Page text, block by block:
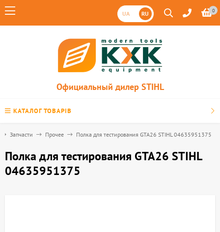
UA RU 0
Официальный дилер STIHL
КАТАЛОГ ТОВАРІВ
Запчасти Прочее Полка для тестирования GTA26 STIHL 04635951375
Полка для тестирования GTA26 STIHL
04635951375